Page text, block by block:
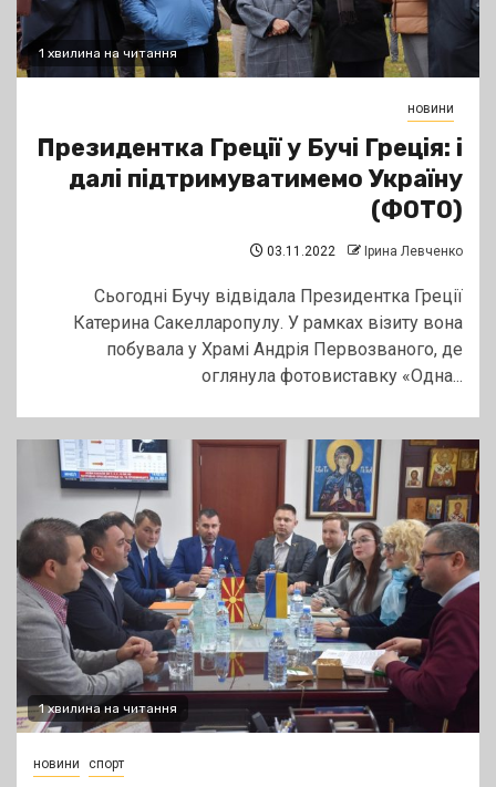
1 хвилина на читання
новини
Президентка Греції у Бучі Греція: і
далі підтримуватимемо Україну
(ФОТО)
03.11.2022 Ірина Левченко
Сьогодні Бучу відвідала Президентка Греції
Катерина Сакелларопулу. У рамках візиту вона
побувала у Храмі Андрія Первозваного, де
оглянула фотовиставку «Одна...
1 хвилина на читання
новини спорт